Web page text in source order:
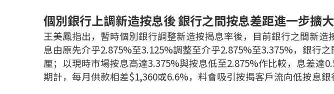
個別銀行上調新造按息後 銀行之間按息差距進一步擴
王美鳳指出，暫時個別銀行調整新造按揭息率後，目前銀行之間新造
息由原先介乎2.875%至3.125%調整至介乎2.875%至3.375%，銀行
厘；以現時市場按息高達3.375%與按息低至2.875%作比較，息差達
期計，每月供款相差$1,360或6.6%，料會吸引按揭客戶流向低按息銀